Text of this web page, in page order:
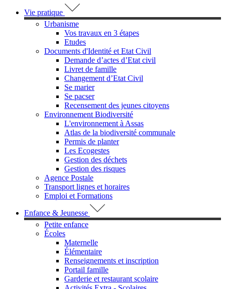
Vie pratique
Urbanisme
Vos travaux en 3 étapes
Etudes
Documents d'Identité et Etat Civil
Demande d’actes d’Etat civil
Livret de famille
Changement d’Etat Civil
Se marier
Se pacser
Recensement des jeunes citoyens
Environnement Biodiversité
L'environnement à Assas
Atlas de la biodiversité communale
Permis de planter
Les Ecogestes
Gestion des déchets
Gestion des risques
Agence Postale
Transport lignes et horaires
Emploi et Formations
Enfance & Jeunesse
Petite enfance
Écoles
Maternelle
Élémentaire
Renseignements et inscription
Portail famille
Garderie et restaurant scolaire